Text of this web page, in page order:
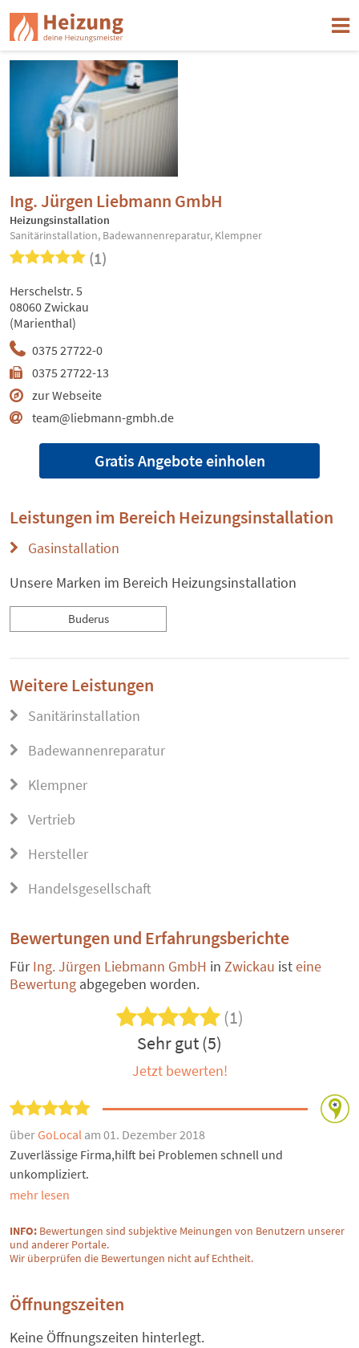
Ing. Jürgen Liebmann GmbH
Heizungsinstallation
Sanitärinstallation, Badewannenreparatur, Klempner
(1)
0375 27722-0
0375 27722-13
zur Webseite
team@liebmann-gmbh.de
Herschelstr. 5
08060 Zwickau
(Marienthal)
Gratis Angebote einholen
Leistungen im Bereich Heizungsinstallation
Gasinstallation
Unsere Marken im Bereich Heizungsinstallation
Buderus
Weitere Leistungen
Sanitärinstallation
Badewannenreparatur
Klempner
Vertrieb
Hersteller
Handelsgesellschaft
Bewertungen und Erfahrungsberichte
FürIng. Jürgen Liebmann GmbH in Zwickau isteine
Bewertung abgegeben worden.
(1)
Sehr gut (5)
Jetzt bewerten!
überGoLocal am 01. Dezember 2018
Zuverlässige Firma,hilft bei Problemen schnell und
unkompliziert.
mehr lesen
INFO: Bewertungen sind subjektive Meinungen von Benutzern unserer
und anderer Portale.
Wir überprüfen die Bewertungen nicht auf Echtheit.
Öffnungszeiten
Keine Öffnungszeiten hinterlegt.